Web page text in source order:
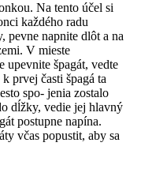
Na tento účel si
každého radu
pevne napnite dlôt a na
V mieste
upevnite špagát, vedte
prvej časti špagá ta
spo- jenia zostalo
dĺžky, vedie jej hlavný
postupne napína.
včas popustit, aby sa